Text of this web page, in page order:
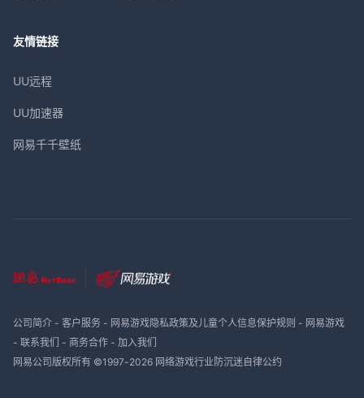
友情链接
UU远程
UU加速器
网易千千壁纸
公司简介- 客户服务- 网易游戏隐私政策及儿童个人信息保护规则 - 网易游戏
- 联系我们 - 商务合作- 加入我们
网易公司版权所有 ©1997-2026 网络游戏行业防沉迷自律公约